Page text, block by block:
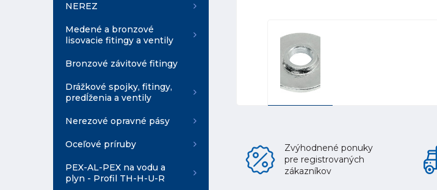
NEREZ
Medené a bronzové
lisovacie fitingy a ventily
Bronzové závitové fitingy
Drážkové spojky, fitingy,
predĺženia a ventily
Nerezové opravné pásy
Oceľové príruby
PEX-AL-PEX na vodu a
plyn - Profil TH-H-U-R
Zvýhodnené ponuky
pre registrovaných
zákazníkov